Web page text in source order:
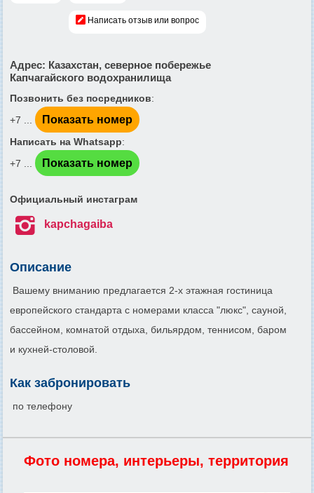
Написать отзыв или вопрос
Адрес: Казахстан, северное побережье
Капчагайского водохранилища
Позвонить без посредников:
+7 ...
Показать номер
Написать на Whatsapp:
+7 ...
Показать номер
Официальный инстаграм
 kapchagaiba
Описание
Вашему вниманию предлагается 2-х этажная гостиница
европейского стандарта с номерами класса "люкс", сауной,
бассейном, комнатой отдыха, бильярдом, теннисом, баром
и кухней-столовой.
Как забронировать
по телефону
Фото номера, интерьеры, территория